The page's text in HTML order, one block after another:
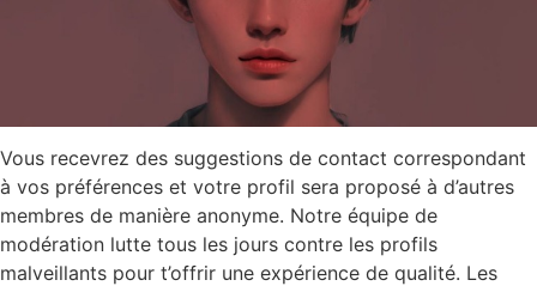
Vous recevrez des suggestions de contact correspondant
à vos préférences et votre profil sera proposé à d’autres
membres de manière anonyme. Notre équipe de
modération lutte tous les jours contre les profils
malveillants pour t’offrir une expérience de qualité. Les